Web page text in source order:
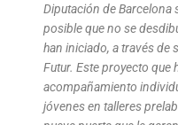
Diputación de Barcelona
posible que no se
han iniciado, a través de
Futur. Este proyecto que
acompañamiento
jóvenes en talleres